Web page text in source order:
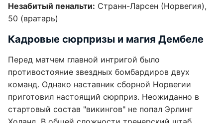
Незабитый пенальти: Странн-Ларсен (Норвегия),
50 (вратарь)
Кадровые сюрпризы и магия Дембеле
Перед матчем главной интригой было
противостояние звездных бомбардиров двух
команд. Однако наставник сборной Норвегии
приготовил настоящий сюрприз. Неожиданно в
стартовый состав "викингов" не попал Эрлинг